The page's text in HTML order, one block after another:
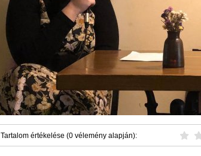
Tartalom értékelése (0 vélemény alapján):